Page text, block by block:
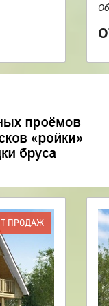
ПРОДАЖ